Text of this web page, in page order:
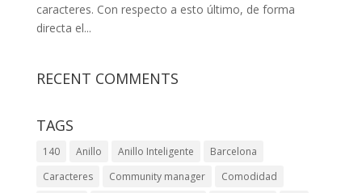
caracteres. Con respecto a esto último, de forma
directa el...
RECENT COMMENTS
TAGS
140 Anillo Anillo Inteligente
Barcelona
Caracteres
Community manager
Comodidad